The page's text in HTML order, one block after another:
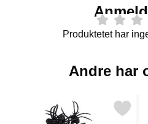
Produktetet har
Andre har
Markér sorte Edderkopper